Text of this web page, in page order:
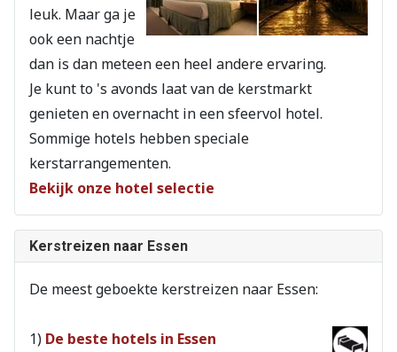
leuk. Maar ga je
ook een nachtje
dan is dan meteen een heel andere ervaring.
Je kunt to 's avonds laat van de kerstmarkt
genieten en overnacht in een sfeervol hotel.
Sommige hotels hebben speciale
kerstarrangementen.
Bekijk onze hotel selectie
Kerstreizen naar Essen
De meest geboekte kerstreizen naar Essen:
1) De beste hotels in Essen